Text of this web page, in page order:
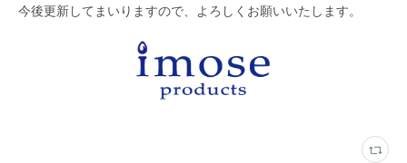
今後更新してまいりますので、よろしくお願いいたします。